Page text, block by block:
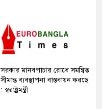
সরকার মানবপাচার রোধে সমন্বিত
সীমান্ত ব্যবস্থাপনা বাস্তবায়ন করছে
: স্বরাষ্ট্রমন্ত্রী